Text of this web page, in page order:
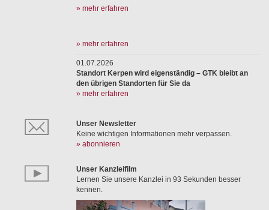
» mehr erfahren
» mehr erfahren
01.07.2026
Standort Kerpen wird eigenständig – GTK bleibt an
den übrigen Standorten für Sie da
» mehr erfahren
Unser Newsletter
Keine wichtigen Informationen mehr verpassen.
» abonnieren
Unser Kanzleifilm
Lernen Sie unsere Kanzlei in 93 Sekunden besser
kennen.